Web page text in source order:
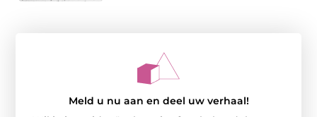
Meld u nu aan en deel uw verhaal!